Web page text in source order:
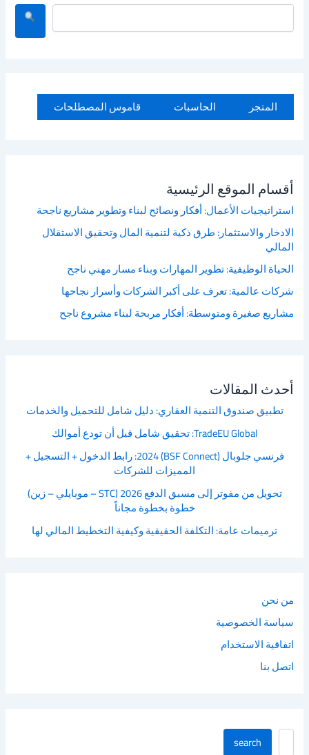
ا
ب
المتجر الحاسبات قاموس المصطلحات
أقسام الموقع الرئيسية
استراتيجيات الأعمال: أفكار ونصائح لبناء وتطوير مشاريع ناجحة
الادخار والاستثمار: طرق ذكية لتنمية المال وتحقيق الاستقلال
المالي
الحياة الوظيفية: تطوير المهارات وبناء مسار مهني ناجح
شركات عالمية: تعرف على أكبر الشركات وأسرار نجاحها
مشاريع صغيرة ومتوسطة: أفكار مربحة لبناء مشروع ناجح
أحدث المقالات
تطبيق صندوق التنمية العقاري: دليل شامل للتحميل والخدمات
TradeEU Global: تحقيق شامل قبل أن تودع أموالك
فرنسي جلوبال (BSF Connect) 2024: رابط الدخول + التسجيل +
المميزات للشركات
تحويل من مفوتر إلى مسبق الدفع 2026 (STC – موبايلي – زين)
خطوة بخطوة مجاناً
ترميمات عامة: التكلفة الحقيقية وكيفية التخطيط المالي لها
من نحن
سياسة الخصوصية
اتفاقية الاستخدام
اتصل بنا
ا search